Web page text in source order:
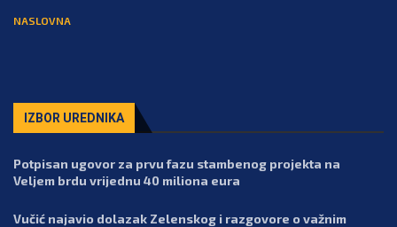
NASLOVNA
IZBOR UREDNIKA
Potpisan ugovor za prvu fazu stambenog projekta na
Veljem brdu vrijednu 40 miliona eura
Vučić najavio dolazak Zelenskog i razgovore o važnim